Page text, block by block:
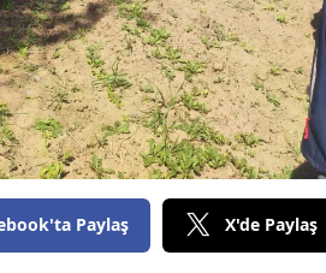
Paylaş X'de Paylaş